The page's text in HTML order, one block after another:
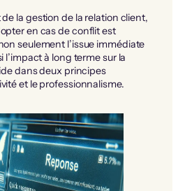
la gestion de la relation client,
en cas de conflit est
seulement l’issue immédiate
l’impact à long terme sur la
dans deux principes
et le professionnalisme.